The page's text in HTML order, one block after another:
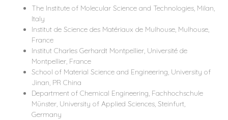
The Institute of Molecular Science and Technologies, Milan,
Italy
Institut de Science des Matériaux de Mulhouse, Mulhouse,
France
Institut Charles Gerhardt Montpellier, Université de
Montpellier, France
School of Material Science and Engineering, University of
Jinan, PR China
Department of Chemical Engineering, Fachhochschule
Münster, University of Applied Sciences, Steinfurt,
Germany